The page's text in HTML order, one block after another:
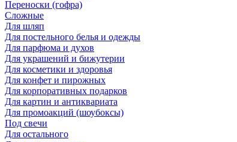
Переноски (гофра)
Сложные
Для шляп
Для постельного белья и одежды
Для парфюма и духов
Для украшений и бижутерии
Для косметики и здоровья
Для конфет и пирожных
Для корпоративных подарков
Для картин и антиквариата
Для промоакций (шоубоксы)
Под свечи
Для остального